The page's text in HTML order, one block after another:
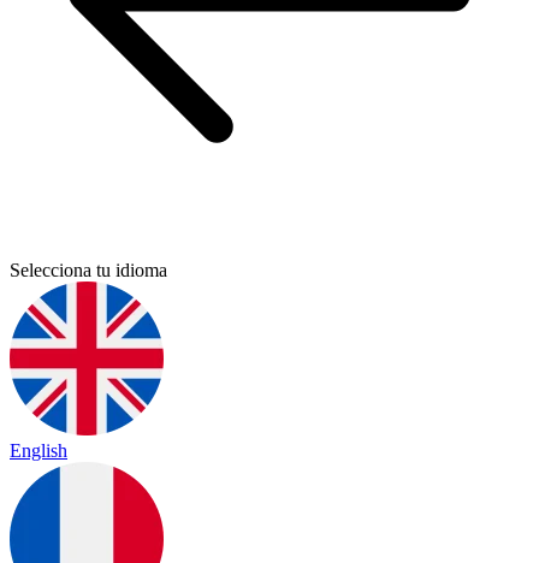
Selecciona tu idioma
English